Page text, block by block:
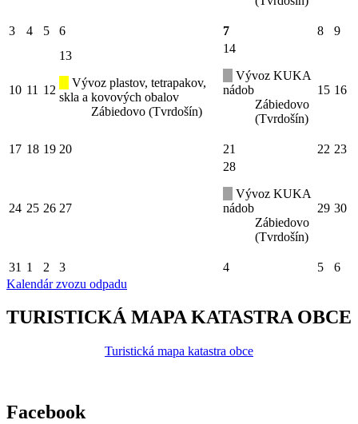
3 4 5 6 7 8 9
10 11 12
13
Vývoz plastov, tetrapakov,
skla a kovových obalov
Zábiedovo (Tvrdošín)
14
Vývoz KUKA
nádob
Zábiedovo
(Tvrdošín)
15 16
17 18 19 20 21 22 23
24 25 26 27
28
Vývoz KUKA
nádob
Zábiedovo
(Tvrdošín)
29 30
31 1 2 3 4 5
6
Kalendár zvozu odpadu
TURISTICKÁ MAPA KATASTRA OBCE
Turistická mapa katastra obce
Facebook